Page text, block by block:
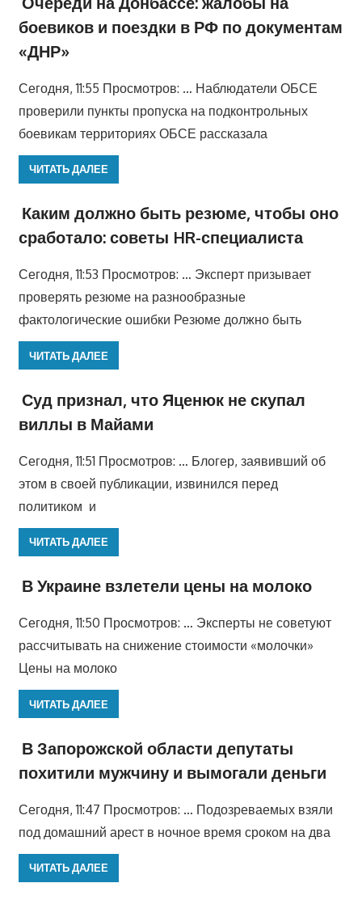
боевиков и поездки в РФ по документам
«ДНР»
Сегодня, 11:55 Просмотров: … Наблюдатели ОБСЕ
проверили пункты пропуска на подконтрольных
боевикам территориях ОБСЕ рассказала
ЧИТАТЬ ДАЛЕЕ
Каким должно быть резюме, чтобы оно
сработало: советы HR-специалиста
Сегодня, 11:53 Просмотров: … Эксперт призывает
проверять резюме на разнообразные
фактологические ошибки Резюме должно быть
ЧИТАТЬ ДАЛЕЕ
Суд признал, что Яценюк не скупал
виллы в Майами
Сегодня, 11:51 Просмотров: … Блогер, заявивший об
этом в своей публикации, извинился перед
политиком и
ЧИТАТЬ ДАЛЕЕ
В Украине взлетели цены на молоко
Сегодня, 11:50 Просмотров: … Эксперты не советуют
рассчитывать на снижение стоимости «молочки»
Цены на молоко
ЧИТАТЬ ДАЛЕЕ
В Запорожской области депутаты
похитили мужчину и вымогали деньги
Сегодня, 11:47 Просмотров: … Подозреваемых взяли
под домашний арест в ночное время сроком на два
ЧИТАТЬ ДАЛЕЕ